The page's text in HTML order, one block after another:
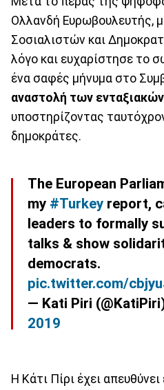
Ολλανδή Ευρωβουλευτής,
Σοσιαλιστών και
λόγο και ευχαρίστησε το
ένα σαφές μήνυμα στο
αναστολή των
υποστηρίζοντας
δημοκράτες.
The European
my #Turkey report,
leaders to formally
talks & show
democrats.
pic.twitter.com/
— Kati Piri
2019
Η Κάτι Πίρι έχει